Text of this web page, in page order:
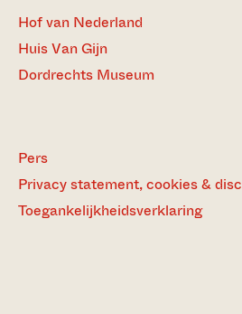
Hof van Nederland
Huis Van Gijn
Dordrechts Museum
Pers
Privacy statement, cookies &
Toegankelijkheidsverklaring